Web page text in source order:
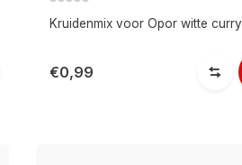
Kruidenmix voor Opor witte curry
€0,99